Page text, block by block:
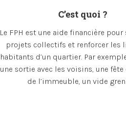
C’est quoi ?
Le FPH est une aide financière
projets collectifs et renforcer les
habitants d’un quartier. Par
une sortie avec les voisins, une
de l’immeuble, un vide